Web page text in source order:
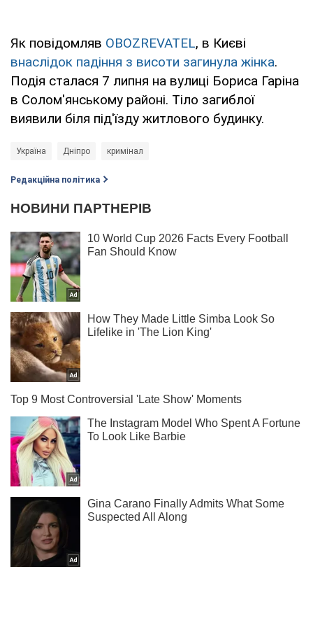
Як повідомляв OBOZREVATEL, в Києві
внаслідок падіння з висоти загинула жінка.
Подія сталася 7 липня на вулиці Бориса Гаріна
в Солом'янському районі. Тіло загиблої
виявили біля під'їзду житлового будинку.
Україна Дніпро кримінал
Редакційна політика